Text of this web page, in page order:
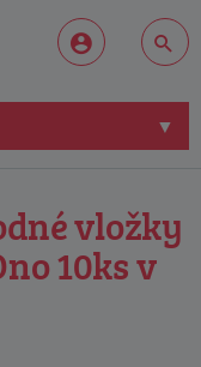
vložky
10ks v